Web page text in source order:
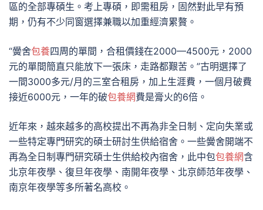
區的全部專碩生。考上專碩，即需租房，固然對此早有預
期，仍有不少同窗選擇兼職以加重經濟累贅。
“黌舍包養四周的單間，合租價錢在2000—4500元，2000
元的單間簡直只能放下一張床，走路都艱苦。”古明選擇了
一間3000多元/月的三室合租房，加上生涯費，一個月破費
接近6000元，一年的破包養網費是膏火的6倍。
近年來，越來越多的高校提出不再為非全日制、定向失業或
一些特定專門研究的碩士研討生供給宿舍。一些黌舍開端不
再為全日制專門研究碩士生供給校內宿舍，此中包包養網含
北京年夜學、復旦年夜學、南開年夜學、北京師范年夜學、
南京年夜學等多所著名高校。